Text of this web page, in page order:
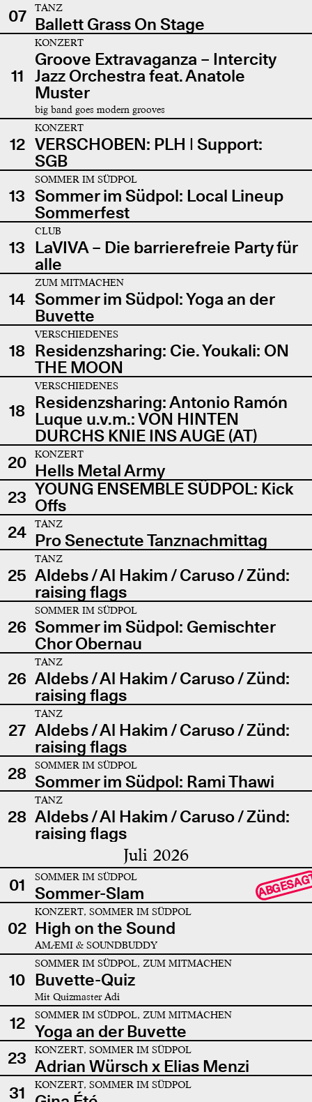
07
TANZ
Ballett Grass On Stage
11
KONZERT
Groove Extravaganza – Intercity
Jazz Orchestra feat. Anatole
Muster
big band goes modern grooves
12
KONZERT
VERSCHOBEN: PLH | Support:
SGB
13
SOMMER IM SÜDPOL
Sommer im Südpol: Local Lineup
Sommerfest
13
CLUB
LaVIVA – Die barrierefreie Party für
alle
14
ZUM MITMACHEN
Sommer im Südpol: Yoga an der
Buvette
18
VERSCHIEDENES
Residenzsharing: Cie. Youkali: ON
THE MOON
18
VERSCHIEDENES
Residenzsharing: Antonio Ramón
Luque u.v.m.: VON HINTEN
DURCHS KNIE INS AUGE (AT)
20
KONZERT
Hells Metal Army
23 YOUNG ENSEMBLE SÜDPOL: Kick
Offs
24
TANZ
Pro Senectute Tanznachmittag
25
TANZ
Aldebs / Al Hakim / Caruso / Zünd:
raising flags
26
SOMMER IM SÜDPOL
Sommer im Südpol: Gemischter
Chor Obernau
26
TANZ
Aldebs / Al Hakim / Caruso / Zünd:
raising flags
27
TANZ
Aldebs / Al Hakim / Caruso / Zünd:
raising flags
28
SOMMER IM SÜDPOL
Sommer im Südpol: Rami Thawi
28
TANZ
Aldebs / Al Hakim / Caruso / Zünd:
raising flags
Juli 2026
01 SOMMER IM SÜDPOL
Sommer-Slam
02
KONZERT, SOMMER IM SÜDPOL
High on the Sound
AMÆMI & SOUNDBUDDY
10
SOMMER IM SÜDPOL, ZUM MITMACHEN
Buvette-Quiz
Mit Quizmaster Adi
12 SOMMER IM SÜDPOL, ZUM MITMACHEN
Yoga an der Buvette
23
KONZERT, SOMMER IM SÜDPOL
Adrian Würsch x Elias Menzi
31
KONZERT, SOMMER IM SÜDPOL